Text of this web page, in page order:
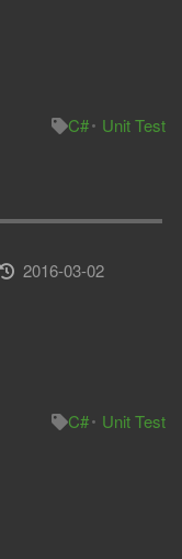
C#
Unit Test
2016-03-02
C#
Unit Test